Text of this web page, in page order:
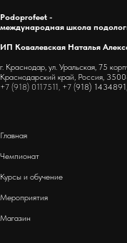
Podoprofeet -
международная школа
ИП Ковалевская Наталья
г. Краснодар, ул. Уральская, 75
Краснодарский край, Россия,
+7 (918) 0117511, +7 (918) 1434891,
Главная
Чемпионат
Курсы и обучение
Мероприятия
Магазин